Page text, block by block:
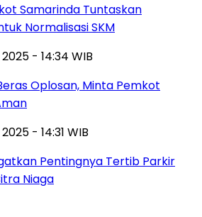
Samarinda Tuntaskan
Normalisasi SKM
- 14:34 WIB
Oplosan, Minta Pemkot
- 14:31 WIB
Pentingnya Tertib Parkir
Niaga